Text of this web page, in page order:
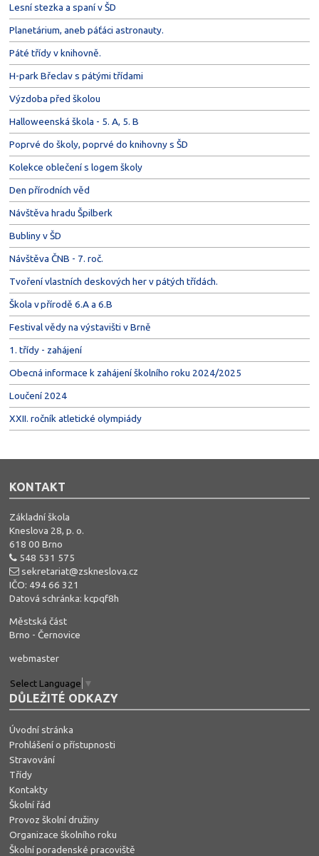
Lesní stezka a spaní v ŠD
Planetárium, aneb páťáci astronauty.
Páté třídy v knihovně.
H-park Břeclav s pátými třídami
Výzdoba před školou
Halloweenská škola - 5. A, 5. B
Poprvé do školy, poprvé do knihovny s ŠD
Kolekce oblečení s logem školy
Den přírodních věd
Návštěva hradu Špilberk
Bubliny v ŠD
Návštěva ČNB - 7. roč.
Tvoření vlastních deskových her v pátých třídách.
Škola v přírodě 6.A a 6.B
Festival vědy na výstavišti v Brně
1. třídy - zahájení
Obecná informace k zahájení školního roku 2024/2025
Loučení 2024
XXII. ročník atletické olympiády
KONTAKT
Základní škola
Kneslova 28, p. o.
618 00 Brno
548 531 575
sekretariat@zskneslova.cz
IČO: 494 66 321
Datová schránka: kcpqf8h
Městská část
Brno - Černovice
webmaster
Select Language ▼
DŮLEŽITÉ ODKAZY
Úvodní stránka
Prohlášení o přístupnosti
Stravování
Třídy
Kontakty
Školní řád
Provoz školní družiny
Organizace školního roku
Školní poradenské pracoviště